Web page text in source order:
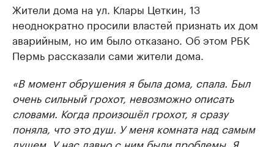
Жители дома на ул. Клары Цеткин, 13
неоднократно просили властей признать их дом
аварийным, но им было отказано. Об этом РБК
Пермь рассказали сами жители дома.
«В момент обрушения я была дома, спала. Был
очень сильный грохот, невозможно описать
словами. Когда произошёл грохот, я сразу
поняла, что это душ. У меня комната над самым
душем. У нас давно с ним были проблемы. Я